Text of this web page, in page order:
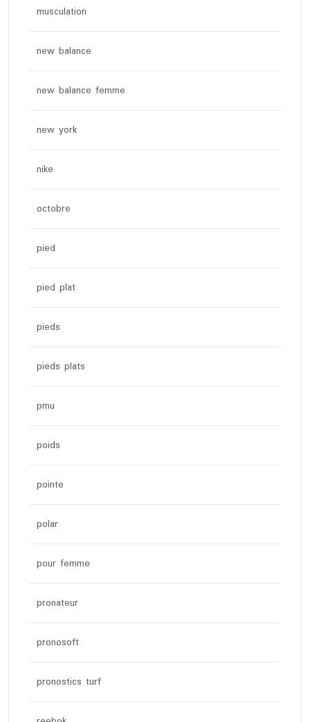
musculation
new balance
new balance femme
new york
nike
octobre
pied
pied plat
pieds
pieds plats
pmu
poids
pointe
polar
pour femme
pronateur
pronosoft
pronostics turf